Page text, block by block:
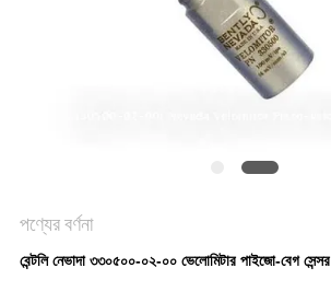
পণ্যের বর্ণনা
বেন্টলি নেভাদা ৩৩০৫০০-০২-০০ ভেলোমিটার পাইজো-বেগ সেন্সর